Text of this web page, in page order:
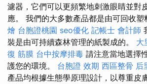
濾器，它們可以更頻繁地刺激眼睛並對
應。 我們的大多數產品都是由可回收塑
燴 台胞證桃園 seo優化 記帳士 會計師
裝是由可持續森林管理的紙製成的。 大
復 筋膜 台中按摩排毒 請注意當地選擇
護您的環境。 台胞證 效期 西區整骨 后
產品均根據生態學原理設計，以尊重皮